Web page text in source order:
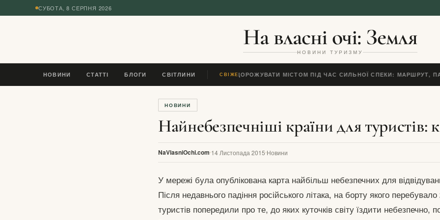
СУБОТА, 8 СЕРПНЯ 2026
На власні очі: Земля
НОВИНИ ТУРИЗМУ
НОВИНИ СТАТТІ БЛОГИ СВІТЛИНИ СВІЖЕ
ЯК ПОДОРОЖУВАТИ МІСТОМ ПІД ЧАС СИЛЬНОЇ СПЕКИ: МАРШРУТ,
НОВИНИ
Найнебезпечніші країни для туристів:
NaVlasniOchi.com 14 Листопада 2015 Новини
У мережі була опублікована карта найбільш небезпечних для
Після недавнього падіння російського літака, на борту якого
туристів попередили про те, до яких куточків світу їздити небезпечно,